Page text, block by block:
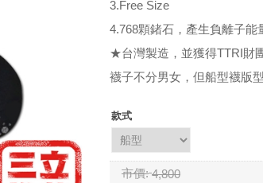
3.Free Size
4.768顆鍺石，產生負離子能
★台灣製造，並獲得TTRI財
襪子不分男女，但船型襪版
款式
市價: 4,800